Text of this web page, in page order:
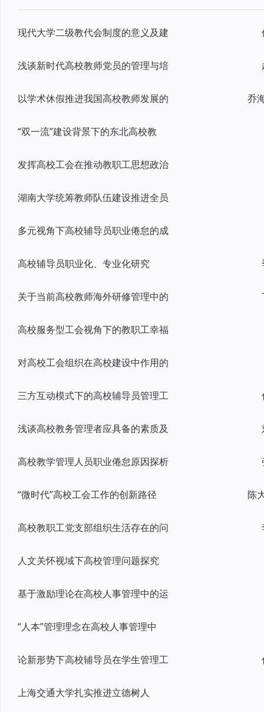
现代大学二级教代会制度的意义及建
浅谈新时代高校教师党员的管理与培
以学术休假推进我国高校教师发展的
“双一流”建设背景下的东北高校教
发挥高校工会在推动教职工思想政治
湖南大学统筹教师队伍建设推进全员
多元视角下高校辅导员职业倦怠的成
高校辅导员职业化、专业化研究
关于当前高校教师海外研修管理中的
高校服务型工会视角下的教职工幸福
对高校工会组织在高校建设中作用的
三方互动模式下的高校辅导员管理工
浅谈高校教务管理者应具备的素质及
高校教学管理人员职业倦怠原因探析
“微时代”高校工会工作的创新路径
高校教职工党支部组织生活存在的问
人文关怀视域下高校管理问题探究
基于激励理论在高校人事管理中的运
“人本”管理理念在高校人事管理中
论新形势下高校辅导员在学生管理工
上海交通大学扎实推进立德树人